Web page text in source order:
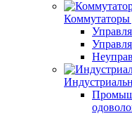
Коммутаторы